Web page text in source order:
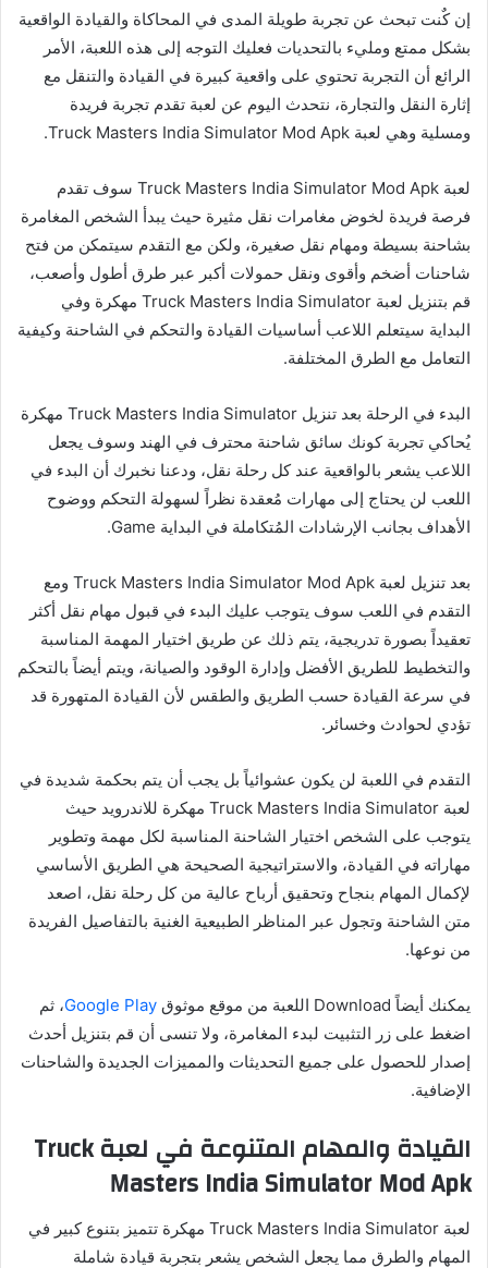
إن كٌنت تبحث عن تجربة طويلة المدى في المحاكاة والقيادة الواقعية
بشكل ممتع ومليء بالتحديات فعليك التوجه إلى هذه اللعبة، الأمر
الرائع أن التجربة تحتوي على واقعية كبيرة في القيادة والتنقل مع
إثارة النقل والتجارة، نتحدث اليوم عن لعبة تقدم تجربة فريدة
ومسلية وهي لعبة Truck Masters India Simulator Mod Apk.
لعبة Truck Masters India Simulator Mod Apk سوف تقدم
فرصة فريدة لخوض مغامرات نقل مثيرة حيث يبدأ الشخص المغامرة
بشاحنة بسيطة ومهام نقل صغيرة، ولكن مع التقدم سيتمكن من فتح
شاحنات أضخم وأقوى ونقل حمولات أكبر عبر طرق أطول وأصعب،
قم بتنزيل لعبة Truck Masters India Simulator مهكرة وفي
البداية سيتعلم اللاعب أساسيات القيادة والتحكم في الشاحنة وكيفية
التعامل مع الطرق المختلفة.
البدء في الرحلة بعد تنزيل Truck Masters India Simulator مهكرة
يُحاكي تجربة كونك سائق شاحنة محترف في الهند وسوف يجعل
اللاعب يشعر بالواقعية عند كل رحلة نقل، ودعنا نخبرك أن البدء في
اللعب لن يحتاج إلى مهارات مُعقدة نظراً لسهولة التحكم ووضوح
الأهداف بجانب الإرشادات المُتكاملة في البداية Game.
بعد تنزيل لعبة Truck Masters India Simulator Mod Apk ومع
التقدم في اللعب سوف يتوجب عليك البدء في قبول مهام نقل أكثر
تعقيداً بصورة تدريجية، يتم ذلك عن طريق اختيار المهمة المناسبة
والتخطيط للطريق الأفضل وإدارة الوقود والصيانة، ويتم أيضاً بالتحكم
في سرعة القيادة حسب الطريق والطقس لأن القيادة المتهورة قد
تؤدي لحوادث وخسائر.
التقدم في اللعبة لن يكون عشوائياً بل يجب أن يتم بحكمة شديدة في
لعبة Truck Masters India Simulator مهكرة للاندرويد حيث
يتوجب على الشخص اختيار الشاحنة المناسبة لكل مهمة وتطوير
مهاراته في القيادة، والاستراتيجية الصحيحة هي الطريق الأساسي
لإكمال المهام بنجاح وتحقيق أرباح عالية من كل رحلة نقل، اصعد
متن الشاحنة وتجول عبر المناظر الطبيعية الغنية بالتفاصيل الفريدة
من نوعها.
يمكنك أيضاً Download اللعبة من موقع موثوق Google Play، ثم
اضغط على زر التثبيت لبدء المغامرة، ولا تنسى أن قم بتنزيل أحدث
إصدار للحصول على جميع التحديثات والمميزات الجديدة والشاحنات
الإضافية.
القيادة والمهام المتنوعة في لعبة Truck
Masters India Simulator Mod Apk
لعبة Truck Masters India Simulator مهكرة تتميز بتنوع كبير في
المهام والطرق مما يجعل الشخص يشعر بتجربة قيادة شاملة